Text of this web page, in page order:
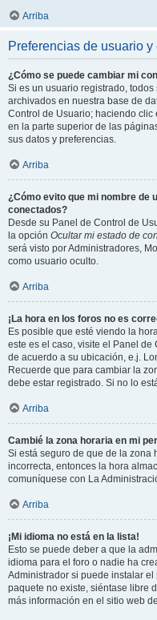
Arriba
Preferencias de usuario
¿Cómo se puede cambiar mi
Si es un usuario registrado,
archivados en nuestra base de
Control de Usuario; haciendo
en la parte superior de las
sus datos y preferencias.
Arriba
¿Cómo evito que mi nombre de
conectados?
Desde su Panel de Control de
la opción Ocultar mi estado de
será visto por Administradores,
como usuario oculto.
Arriba
¡La hora en los foros no es
Es posible que esté viendo la
este es el caso, visite el Panel
de acuerdo a su ubicación, e.j.
Recuerde que para cambiar la
debe estar registrado. Si no lo
Arriba
Cambié la zona horaria en mi
Si está seguro de que de la zona
incorrecta, entonces la hora
comuníquese con La
Arriba
¡Mi idioma no está en la lista!
Esto se puede deber a que la
idioma para el foro o nadie ha
Administrador si puede instalar
paquete no existe, siéntase libre
más información en el sitio web de